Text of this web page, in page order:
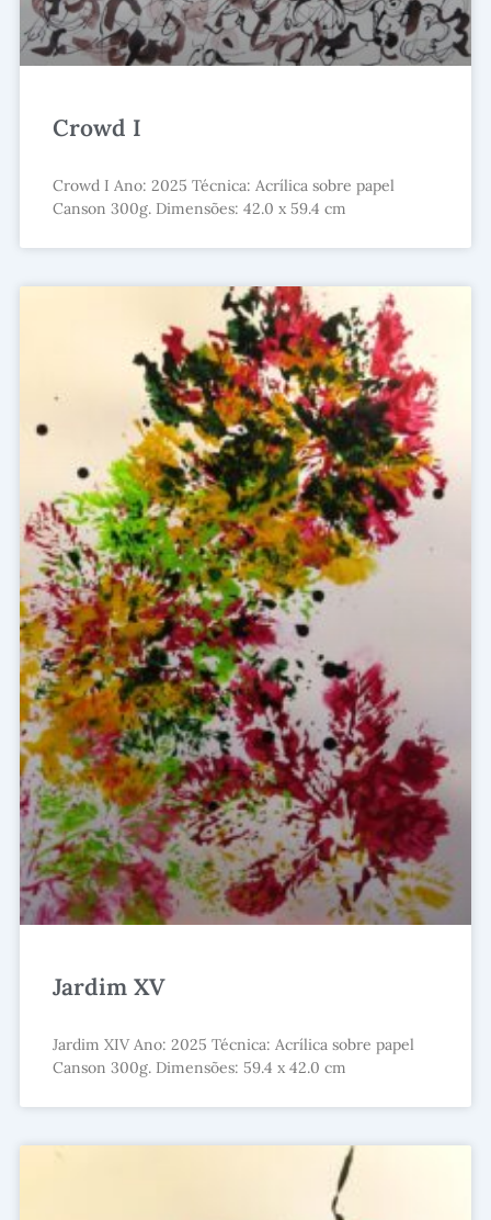
Crowd I
Crowd I Ano: 2025 Técnica: Acrílica sobre papel
Canson 300g. Dimensões: 42.0 x 59.4 cm
Jardim XV
Jardim XIV Ano: 2025 Técnica: Acrílica sobre papel
Canson 300g. Dimensões: 59.4 x 42.0 cm